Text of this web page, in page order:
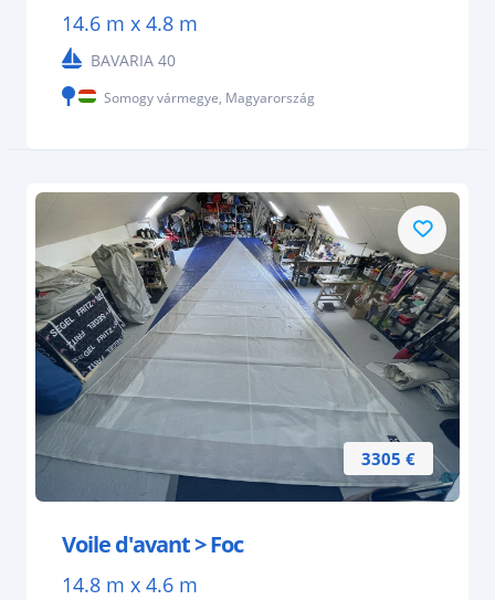
14.6 m x 4.8 m
BAVARIA 40
Somogy vármegye, Magyarország
3305 €
Voile d'avant > Foc
14.8 m x 4.6 m